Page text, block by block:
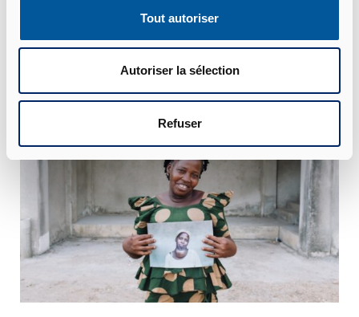
Tout autoriser
Autoriser la sélection
Refuser